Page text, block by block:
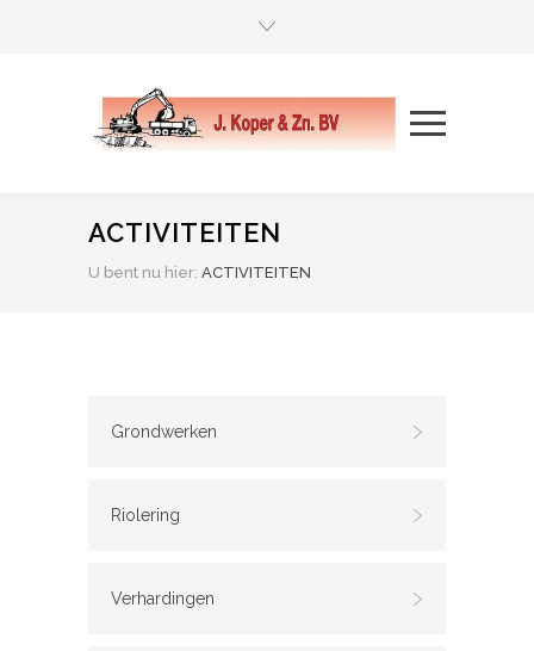
ACTIVITEITEN
U bent nu hier: ACTIVITEITEN
Grondwerken
Riolering
Verhardingen